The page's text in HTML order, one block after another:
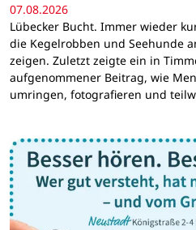
07.08.2026
Lübecker Bucht. Immer wieder
die Kegelrobben und Seehunde
zeigen. Zuletzt zeigte ein in
aufgenommener Beitrag, wie
umringen, fotografieren und